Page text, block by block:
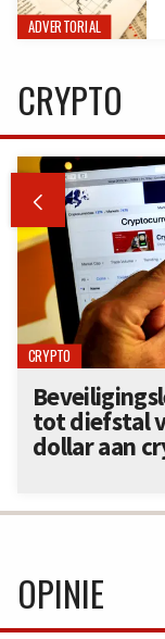
ADVERTORIAL
CRYPTO

CRYPTO
tot diefstal
dollar aan
OPINIE